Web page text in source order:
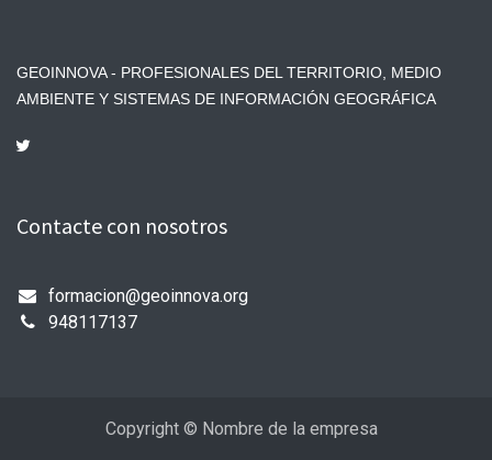
GEOINNOVA - PROFESIONALES DEL TERRITORIO, MEDIO
AMBIENTE Y SISTEMAS DE INFORMACIÓN GEOGRÁFICA
Contacte con nosotros
formacion@geoinnova.org
948117137
Copyright © Nombre de la empresa